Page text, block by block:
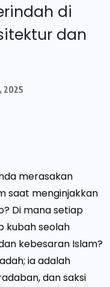
di
dan
2025
merasakan
saat menginjakkan
Di mana setiap
kubah seolah
kebesaran Islam?
ia adalah
dan saksi